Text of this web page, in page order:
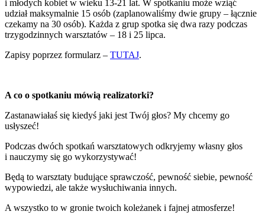
i młodych kobiet w wieku 13-21 lat. W spotkaniu może wziąć
udział maksymalnie 15 osób (zaplanowaliśmy dwie grupy – łącznie
czekamy na 30 osób). Każda z grup spotka się dwa razy podczas
trzygodzinnych warsztatów – 18 i 25 lipca.
Zapisy poprzez formularz – TUTAJ.
A co o spotkaniu mówią realizatorki?
Zastanawiałaś się kiedyś jaki jest Twój głos? My chcemy go
usłyszeć!
Podczas dwóch spotkań warsztatowych odkryjemy własny głos
i nauczymy się go wykorzystywać!
Będą to warsztaty budujące sprawczość, pewność siebie, pewność
wypowiedzi, ale także wysłuchiwania innych.
A wszystko to w gronie twoich koleżanek i fajnej atmosferze!